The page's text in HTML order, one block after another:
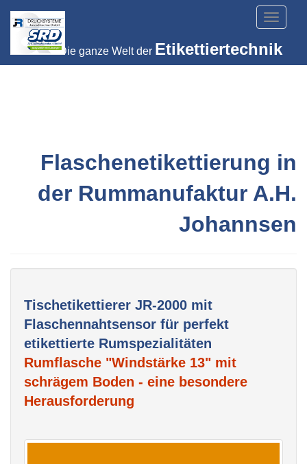
Toggle
Die ganze Welt der Etikettiertechnik
Flaschenetikettierung in
der Rummanufaktur A.H.
Johannsen
Tischetikettierer JR-2000 mit
Flaschennahtsensor für perfekt
etikettierte Rumspezialitäten
Rumflasche "Windstärke 13" mit
schrägem Boden - eine besondere
Herausforderung